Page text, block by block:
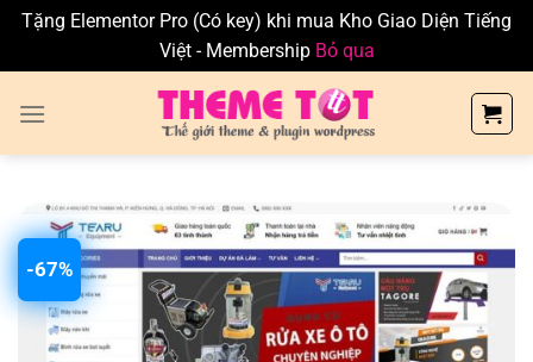
Tặng Elementor Pro (Có key) khi mua Kho Giao Diện Tiếng
Việt - Membership Bỏ qua
-67%